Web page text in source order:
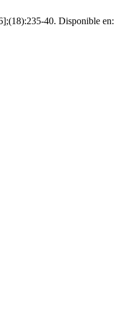
40. Disponible en: